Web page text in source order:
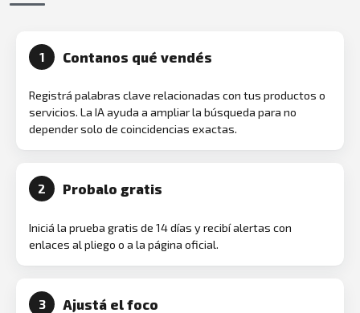
1 Contanos qué vendés
Registrá palabras clave relacionadas con tus productos o
servicios. La IA ayuda a ampliar la búsqueda para no
depender solo de coincidencias exactas.
2 Probalo gratis
Iniciá la prueba gratis de 14 días y recibí alertas con
enlaces al pliego o a la página oficial.
3 Ajustá el foco